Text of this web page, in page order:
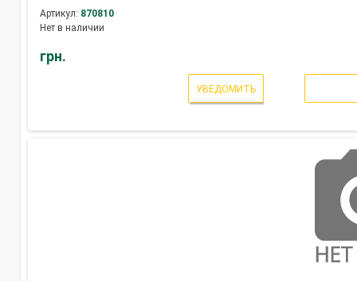
Артикул: 870810
Нет в наличии
грн.
УВЕДОМИТЬ